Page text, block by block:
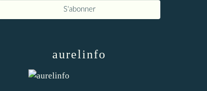
aurelinfo